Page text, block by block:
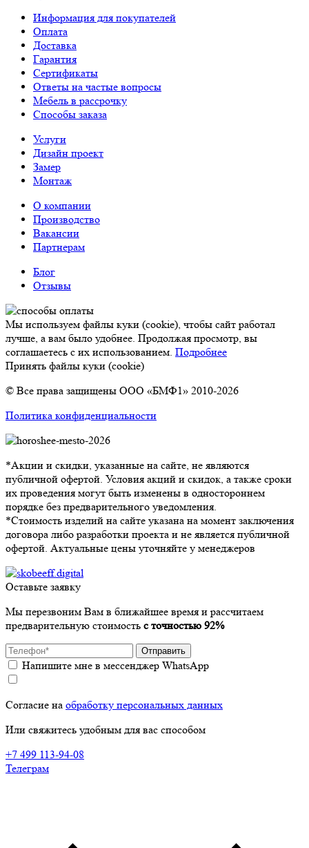
Информация для покупателей
Оплата
Доставка
Гарантия
Сертификаты
Ответы на частые вопросы
Мебель в рассрочку
Способы заказа
Услуги
Дизайн проект
Замер
Монтаж
О компании
Производство
Вакансии
Партнерам
Блог
Отзывы
Мы используем файлы куки (cookie), чтобы сайт работал
лучше, а вам было удобнее. Продолжая просмотр, вы
соглашаетесь с их использованием. Подробнее
Принять файлы куки (cookie)
© Все права защищены ООО «БМФ1» 2010-2026
Политика конфиденциальности
*Акции и скидки, указанные на сайте, не являются
публичной офертой. Условия акций и скидок, а также сроки
их проведения могут быть изменены в одностороннем
порядке без предварительного уведомления.
*Стоимость изделий на сайте указана на момент заключения
договора либо разработки проекта и не является публичной
офертой. Актуальные цены уточняйте у менеджеров
Оставьте заявку
Мы перезвоним Вам в ближайшее время и рассчитаем
предварительную стоимость с точностью 92%
Отправить
Напишите мне в мессенджер WhatsApp
Согласие на обработку персональных данных
Или свяжитесь удобным для вас способом
+7 499 113-94-08
Телеграм